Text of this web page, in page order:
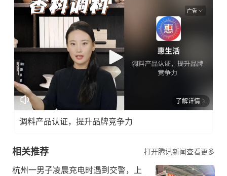
广告
了解详情
调料产品认证，提升品牌竞争力
相关推荐 打开腾讯新闻查看更多
杭州一男子凌晨充电时遇到交警，上